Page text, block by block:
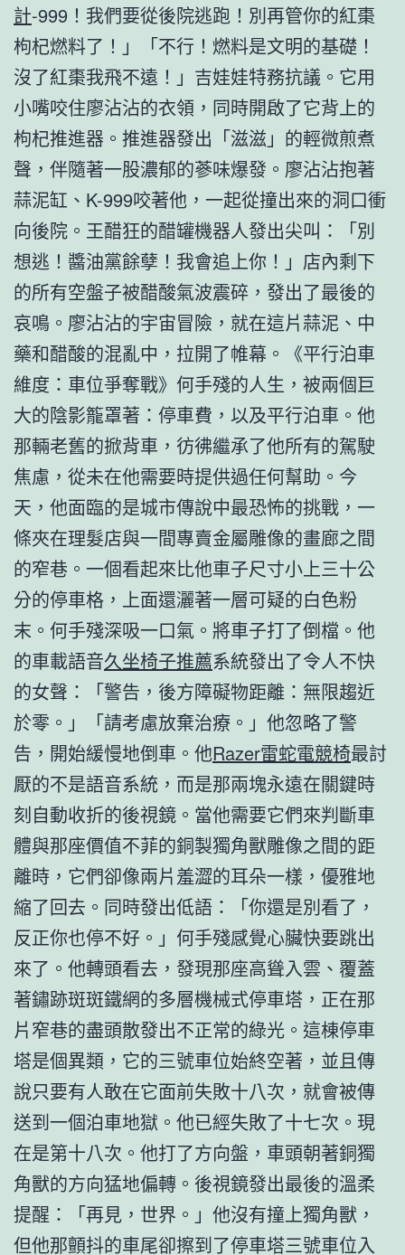
計-999！我們要從後院逃跑！別再管你的紅棗
枸杞燃料了！」「不行！燃料是文明的基礎！
沒了紅棗我飛不遠！」吉娃娃特務抗議。它用
小嘴咬住廖沾沾的衣領，同時開啟了它背上的
枸杞推進器。推進器發出「滋滋」的輕微煎煮
聲，伴隨著一股濃郁的蔘味爆發。廖沾沾抱著
蒜泥缸、K-999咬著他，一起從撞出來的洞口衝
向後院。王醋狂的醋罐機器人發出尖叫：「別
想逃！醬油黨餘孽！我會追上你！」店內剩下
的所有空盤子被醋酸氣波震碎，發出了最後的
哀鳴。廖沾沾的宇宙冒險，就在這片蒜泥、中
藥和醋酸的混亂中，拉開了帷幕。《平行泊車
維度：車位爭奪戰》何手殘的人生，被兩個巨
大的陰影籠罩著：停車費，以及平行泊車。他
那輛老舊的掀背車，彷彿繼承了他所有的駕駛
焦慮，從未在他需要時提供過任何幫助。今
天，他面臨的是城市傳說中最恐怖的挑戰，一
條夾在理髮店與一間專賣金屬雕像的畫廊之間
的窄巷。一個看起來比他車子尺寸小上三十公
分的停車格，上面還灑著一層可疑的白色粉
末。何手殘深吸一口氣。將車子打了倒檔。他
的車載語音久坐椅子推薦系統發出了令人不快
的女聲：「警告，後方障礙物距離：無限趨近
於零。」「請考慮放棄治療。」他忽略了警
告，開始緩慢地倒車。他Razer雷蛇電競椅最討
厭的不是語音系統，而是那兩塊永遠在關鍵時
刻自動收折的後視鏡。當他需要它們來判斷車
體與那座價值不菲的銅製獨角獸雕像之間的距
離時，它們卻像兩片羞澀的耳朵一樣，優雅地
縮了回去。同時發出低語：「你還是別看了，
反正你也停不好。」何手殘感覺心臟快要跳出
來了。他轉頭看去，發現那座高聳入雲、覆蓋
著鏽跡斑斑鐵網的多層機械式停車塔，正在那
片窄巷的盡頭散發出不正常的綠光。這棟停車
塔是個異類，它的三號車位始終空著，並且傳
說只要有人敢在它面前失敗十八次，就會被傳
送到一個泊車地獄。他已經失敗了十七次。現
在是第十八次。他打了方向盤，車頭朝著銅獨
角獸的方向猛地偏轉。後視鏡發出最後的溫柔
提醒：「再見，世界。」他沒有撞上獨角獸，
但他那顫抖的車尾卻擦到了停車塔三號車位入